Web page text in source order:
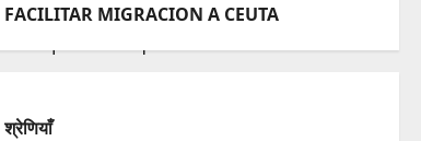
que le dio el
FACILITAR MIGRACION A CEUTA
श्रेणियाँ